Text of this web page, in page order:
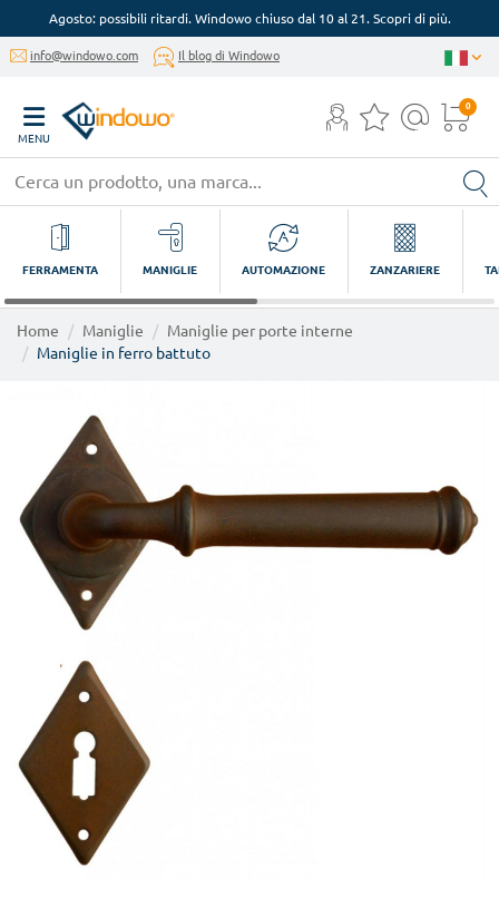
Agosto: possibili ritardi. Windowo chiuso dal 10 al 21. Scopri di più.
info@windowo.com Il blog di Windowo
MENU
0
FERRAMENTA MANIGLIE AUTOMAZIONE ZANZARIERE
Home Maniglie
Maniglie per porte interne
Maniglie in ferro battuto